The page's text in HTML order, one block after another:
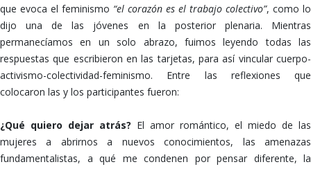
que evoca el feminismo “el corazón es el trabajo colectivo”, como lo
dijo una de las jóvenes en la posterior plenaria. Mientras
permanecíamos en un solo abrazo, fuimos leyendo todas las
respuestas que escribieron en las tarjetas, para así vincular cuerpo-
activismo-colectividad-feminismo. Entre las reflexiones que
colocaron las y los participantes fueron:
¿Qué quiero dejar atrás? El amor romántico, el miedo de las
mujeres a abrirnos a nuevos conocimientos, las amenazas
fundamentalistas, a qué me condenen por pensar diferente, la